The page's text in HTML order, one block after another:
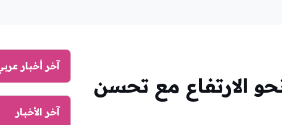
الارتفاع مع تحسن
آخر أخبار
آخر الأخبار